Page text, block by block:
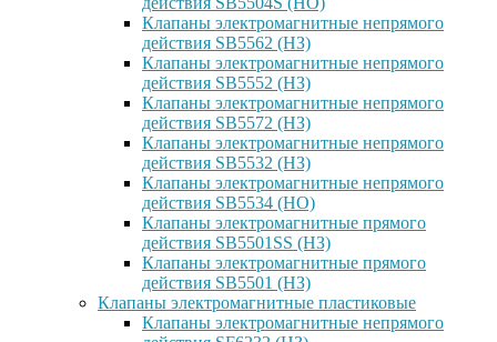
Клапаны электромагнитные непрямого
действия SB5562 (НЗ)
Клапаны электромагнитные непрямого
действия SB5552 (НЗ)
Клапаны электромагнитные непрямого
действия SB5572 (НЗ)
Клапаны электромагнитные непрямого
действия SB5532 (НЗ)
Клапаны электромагнитные непрямого
действия SB5534 (НО)
Клапаны электромагнитные прямого
действия SB5501SS (НЗ)
Клапаны электромагнитные прямого
действия SB5501 (НЗ)
Клапаны электромагнитные пластиковые
Клапаны электромагнитные непрямого